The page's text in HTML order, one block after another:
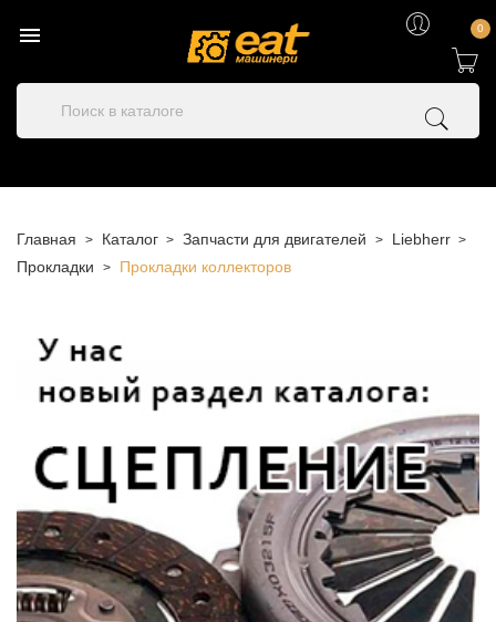
 0
Главная Каталог Запчасти для двигателей
Liebherr
Прокладки
Прокладки коллекторов